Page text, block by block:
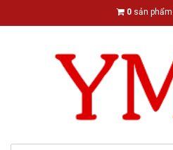
0 sản phẩm